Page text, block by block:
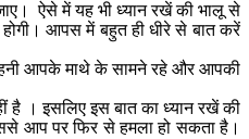
ऐसे में यह भी ध्यान रखें की भालू से
आपस में बहुत ही धीरे से बात करें
आपके माथे के सामने रहे और आपकी
है । इसलिए इस बात का ध्यान रखें की
आप पर फिर से हमला हो सकता है।